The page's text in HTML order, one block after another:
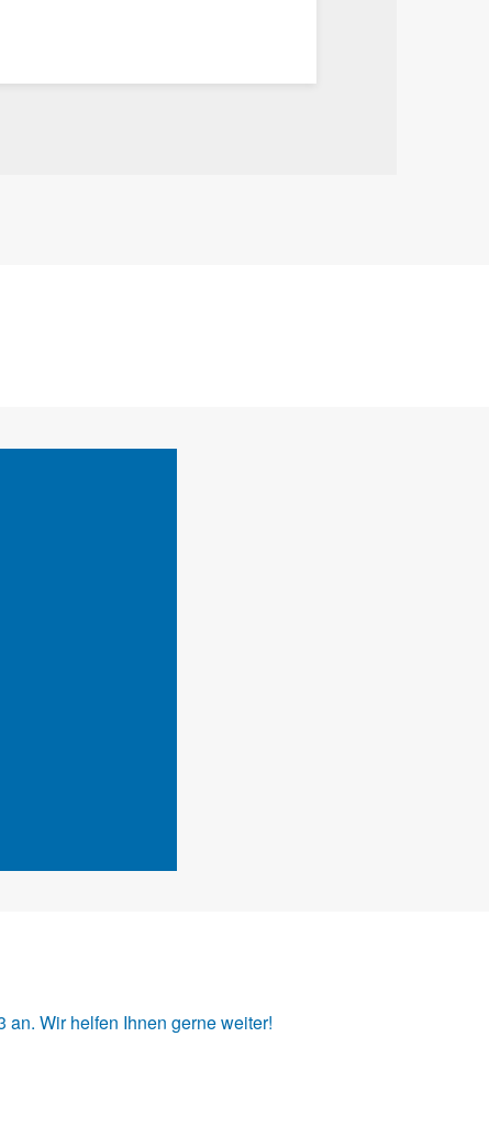
an. Wir helfen Ihnen gerne weiter!